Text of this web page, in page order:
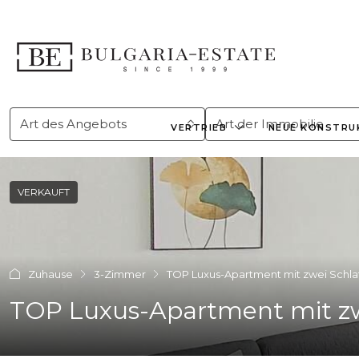
VERTRIEB NEUE
Art des Angebots Art der Immobilie
VERKAUFT
Zuhause 3-Zimmer TOP Luxus-Apartment mit zwei
TOP Luxus-Apartment mit